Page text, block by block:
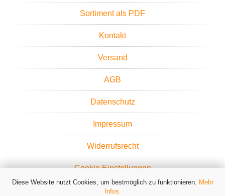
Diese Website nutzt Cookies, um bestmöglich zu funktionieren. Mehr
Infos.
Sortiment als PDF
Kontakt
Versand
AGB
Datenschutz
Impressum
Widerrufsrecht
Cookie Einstellungen